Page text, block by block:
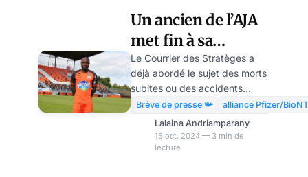
Un ancien de l’AJA
met fin à sa
carrière après
injections Pfizer
Le Courrier des Stratèges a
déjà abordé le sujet des morts
subites ou des accidents
graves de sportifs de haut
niveau, professionnels ou
amateurs dans un contexte de
vaccination massive contre le
Brève de presse 📯
alliance Pfizer/
Lalaina Andriamparany
15 oct. 2024 — 3 min de
lecture